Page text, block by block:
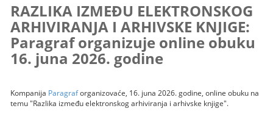
RAZLIKA IZMEĐU ELEKTRONSKOG
ARHIVIRANJA I ARHIVSKE KNJIGE:
Paragraf organizuje online obuku
16. juna 2026. godine
Kompanija Paragraforganizovaće, 16. juna 2026. godine, online obuku na
temu "Razlika između elektronskog arhiviranja i arhivske knjige".